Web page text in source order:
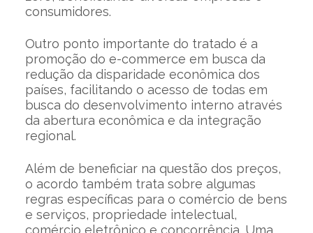
consumidores.
Outro ponto importante do tratado é a
promoção do e-commerce em busca da
redução da disparidade econômica dos
países, facilitando o acesso de todas em
busca do desenvolvimento interno através
da abertura econômica e da integração
regional.
Além de beneficiar na questão dos preços,
o acordo também trata sobre algumas
regras específicas para o comércio de bens
e serviços, propriedade intelectual,
comércio eletrônico e concorrência. Uma